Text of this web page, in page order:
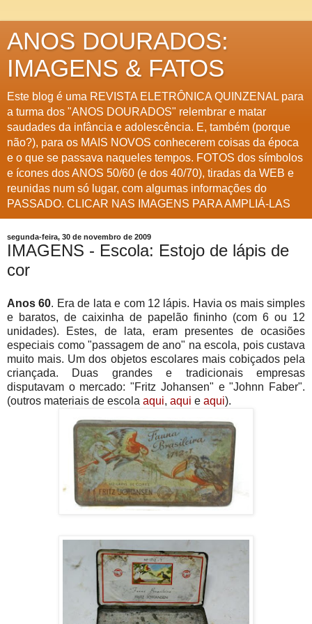
ANOS DOURADOS:
IMAGENS & FATOS
Este blog é uma REVISTA ELETRÔNICA QUINZENAL para
a turma dos "ANOS DOURADOS" relembrar e matar
saudades da infância e adolescência. E, também (porque
não?), para os MAIS NOVOS conhecerem coisas da época
e o que se passava naqueles tempos. FOTOS dos símbolos
e ícones dos ANOS 50/60 (e dos 40/70), tiradas da WEB e
reunidas num só lugar, com algumas informações do
PASSADO. CLICAR NAS IMAGENS PARA AMPLIÁ-LAS
segunda-feira, 30 de novembro de 2009
IMAGENS - Escola: Estojo de lápis de
cor
Anos 60. Era de lata e com 12 lápis. Havia os mais simples
e baratos, de caixinha de papelão fininho (com 6 ou 12
unidades). Estes, de lata, eram presentes de ocasiões
especiais como "passagem de ano" na escola, pois custava
muito mais. Um dos objetos escolares mais cobiçados pela
criançada. Duas grandes e tradicionais empresas
disputavam o mercado: "Fritz Johansen" e "Johnn Faber".
(outros materiais de escola aqui, aqui e aqui).